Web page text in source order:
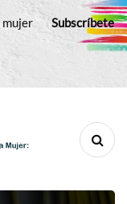
mujer Subscríbete